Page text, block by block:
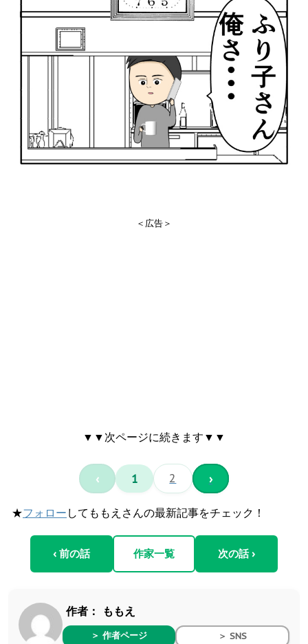
＜広告＞
▼▼次ページに続きます▼▼
‹ 1 2 ›
★フォロー してももえさんの最新記事をチェック！
‹ 前の話 作家一覧 次の話 ›
作者： ももえ
＞ 作者ページ ＞ SNS